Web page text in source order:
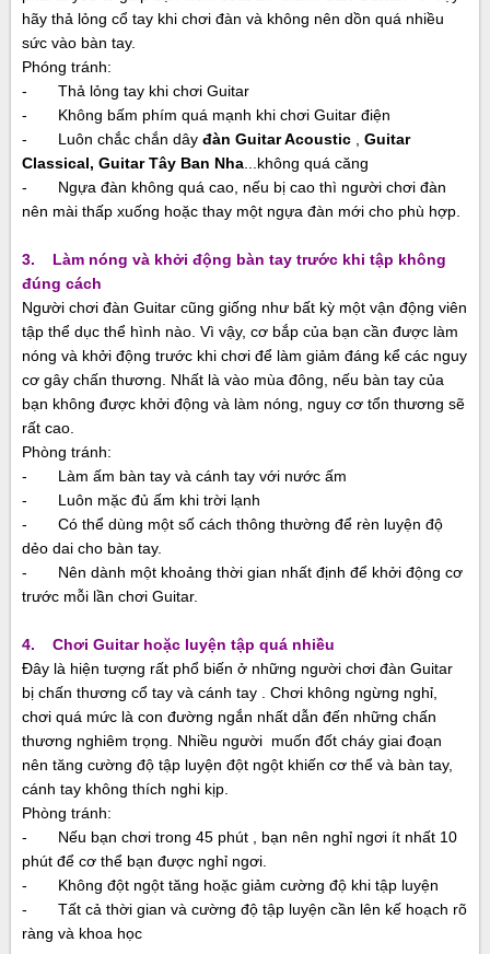
hãy thả lỏng cổ tay khi chơi đàn và không nên dồn quá nhiều
sức vào bàn tay.
Phóng tránh:
- Thả lỏng tay khi chơi Guitar
- Không bấm phím quá mạnh khi chơi Guitar điện
- Luôn chắc chắn dây đàn Guitar Acoustic , Guitar
Classical, Guitar Tây Ban Nha...không quá căng
- Ngựa đàn không quá cao, nếu bị cao thì người chơi đàn
nên mài thấp xuống hoặc thay một ngựa đàn mới cho phù hợp.
3. Làm nóng và khởi động bàn tay trước khi tập không
đúng cách
Người chơi đàn Guitar cũng giống như bất kỳ một vận động viên
tập thể dục thể hình nào. Vì vậy, cơ bắp của bạn cần được làm
nóng và khởi động trước khi chơi để làm giảm đáng kể các nguy
cơ gây chấn thương. Nhất là vào mùa đông, nếu bàn tay của
bạn không được khởi động và làm nóng, nguy cơ tổn thương sẽ
rất cao.
Phòng tránh:
- Làm ấm bàn tay và cánh tay với nước ấm
- Luôn mặc đủ ấm khi trời lạnh
- Có thể dùng một số cách thông thường để rèn luyện độ
dẻo dai cho bàn tay.
- Nên dành một khoảng thời gian nhất định để khởi động cơ
trước mỗi lần chơi Guitar.
4. Chơi Guitar hoặc luyện tập quá nhiều
Đây là hiện tượng rất phổ biến ở những người chơi đàn Guitar
bị chấn thương cổ tay và cánh tay . Chơi không ngừng nghỉ,
chơi quá mức là con đường ngắn nhất dẫn đến những chấn
thương nghiêm trọng. Nhiều người muốn đốt cháy giai đoạn
nên tăng cường độ tập luyện đột ngột khiến cơ thể và bàn tay,
cánh tay không thích nghi kịp.
Phòng tránh:
- Nếu bạn chơi trong 45 phút , bạn nên nghỉ ngơi ít nhất 10
phút để cơ thể bạn được nghỉ ngơi.
- Không đột ngột tăng hoặc giảm cường độ khi tập luyện
- Tất cả thời gian và cường độ tập luyện cần lên kế hoạch rõ
ràng và khoa học